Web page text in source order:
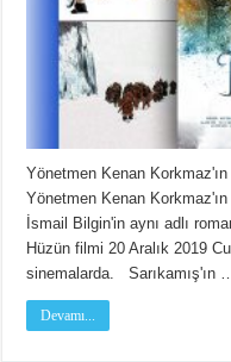
Yönetmen Kenan
Yönetmen Kenan
İsmail Bilgin'in aynı adlı
Hüzün filmi 20 Aralık 2019
sinemalarda. Sarıkamış'ın …
Devamı...